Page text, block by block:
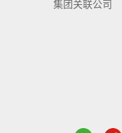
集团关联公司